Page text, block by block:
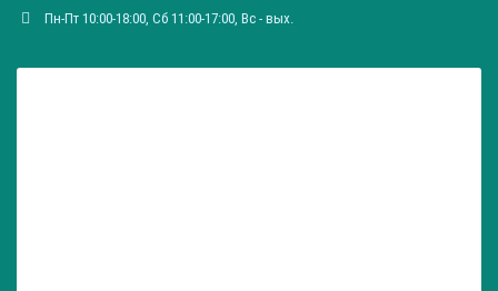
Пн-Пт 10:00-18:00, Сб 11:00-17:00, Вc - вых.